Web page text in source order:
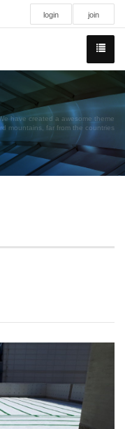
login join
have created a awesome theme
mountains, far from the countries